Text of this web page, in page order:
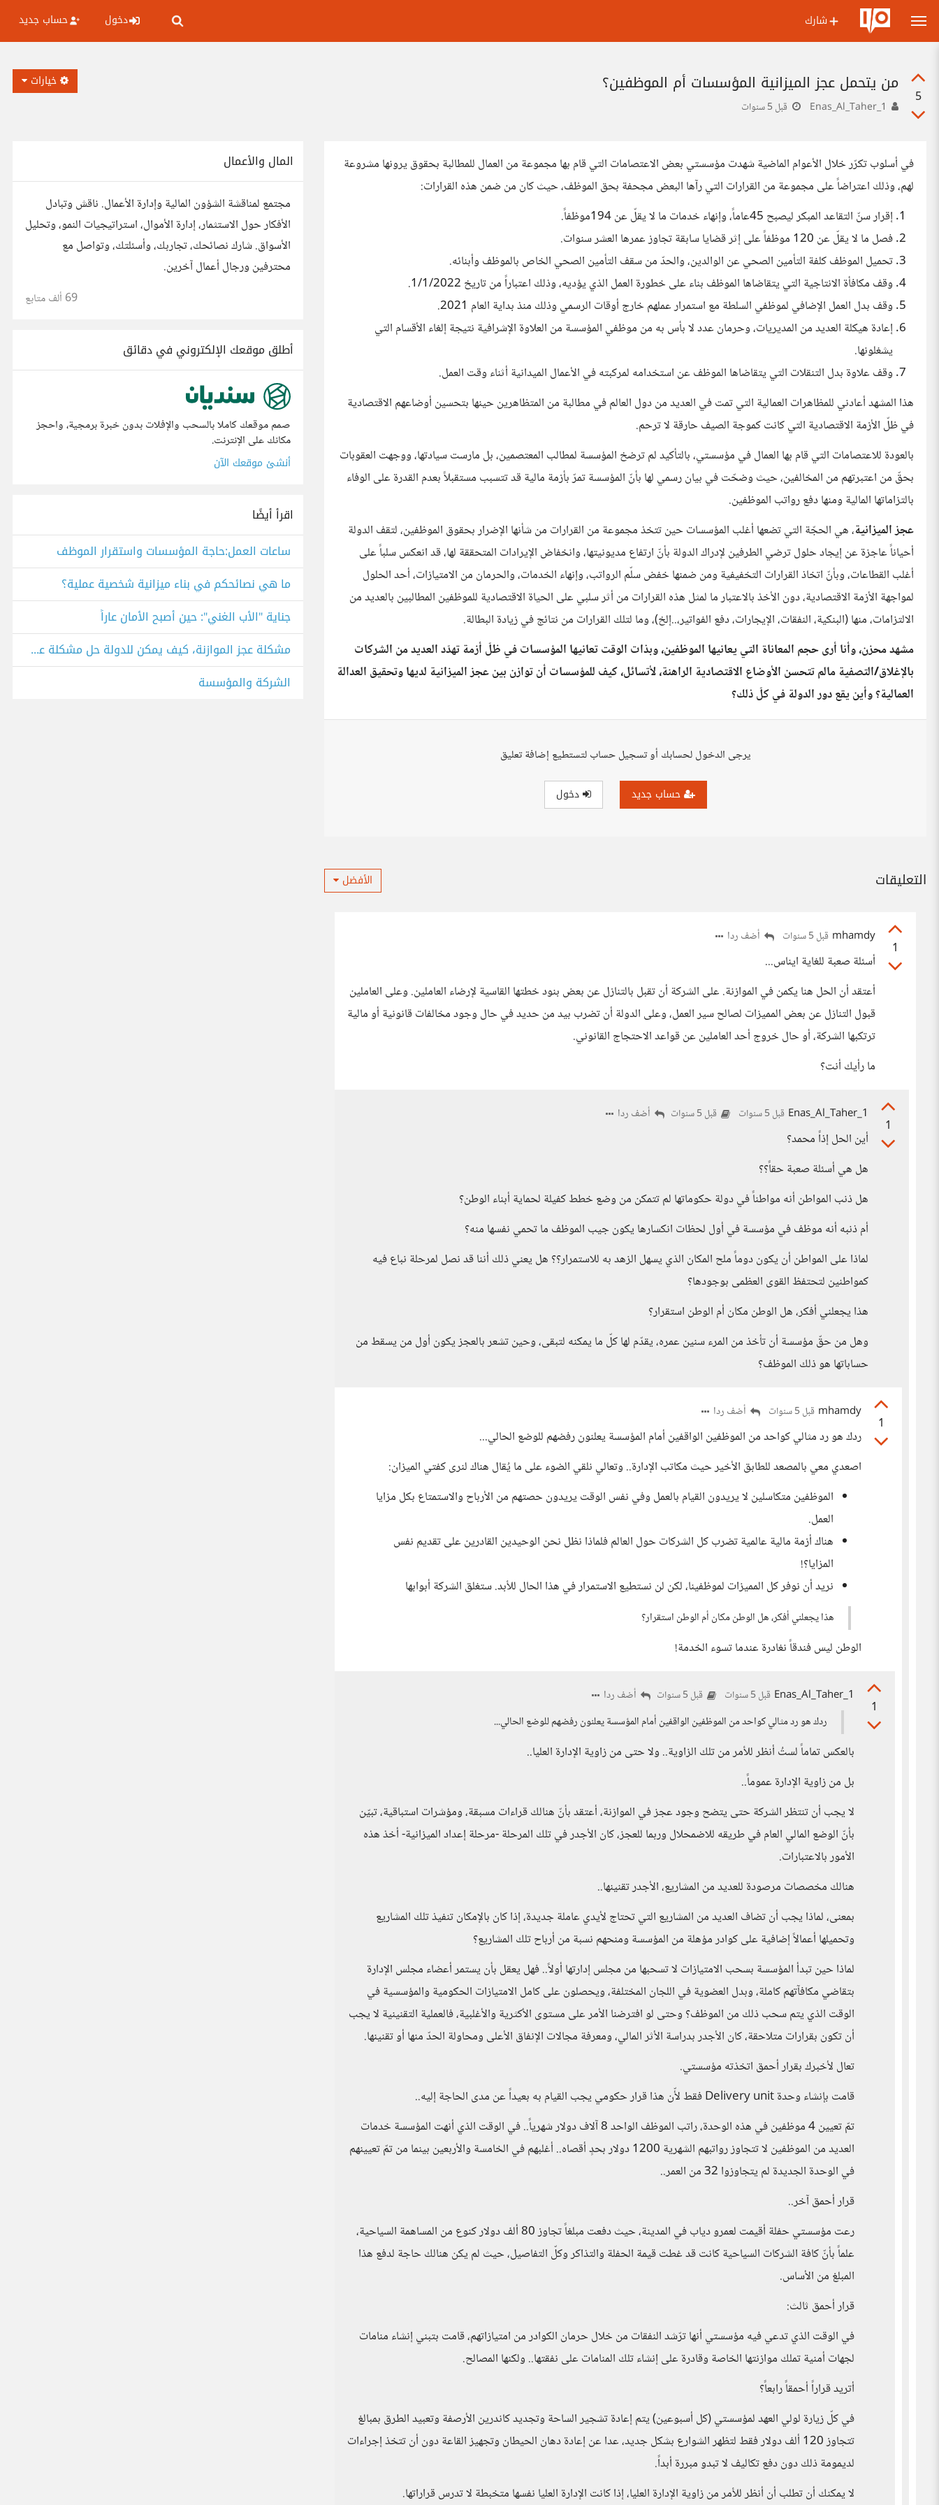
شارك دخول حساب جديد
5
من يتحمل عجز الميزانية المؤسسات أم الموظفين؟
قبل 5 سنوات
خيارات
في أسلوب تكرّر خلال الأعوام الماضية شهدت مؤسستي بعض الاعتصامات التي قام بها مجموعة من العمال للمطالبة بحقوق يرونها مشروعة
لهم، وذلك اعتراضاً على مجموعة من القرارات التي رآها البعض مجحفة بحق الموظف، حيث كان من ضمن هذه القرارات:
إقرار سنّ التقاعد المبكر ليصبح 45عاماً، وإنهاء خدمات ما لا يقلّ عن 194موظفاً.
فصل ما لا يقلّ عن 120 موظفاً على إثر قضايا سابقة تجاوز عمرها العشر سنوات.
تحميل الموظف كلفة التأمين الصحي عن الوالدين، والحدّ من سقف التأمين الصحي الخاص بالموظف وأبنائه.
وقف مكافأة الانتاجية التي يتقاضاها الموظف بناء على خطورة العمل الذي يؤديه، وذلك اعتباراً من تاريخ 1/1/2022.
وقف بدل العمل الإضافي لموظفي السلطة مع استمرار عملهم خارج أوقات الرسمي وذلك منذ بداية العام 2021.
إعادة هيكلة العديد من المديريات، وحرمان عدد لا بأس به من موظفي المؤسسة من العلاوة الإشرافية نتيجة إلغاء الأقسام التي
يشغلونها.
وقف علاوة بدل التنقلات التي يتقاضاها الموظف عن استخدامه لمركبته في الأعمال الميدانية أثناء وقت العمل.
هذا المشهد أعادني للمظاهرات العمالية التي تمت في العديد من دول العالم في مطالبة من المتظاهرين حينها بتحسين أوضاعهم الاقتصادية
في ظلّ الأزمة الاقتصادية التي كانت كموجة الصيف حارقة لا ترحم.
بالعودة للاعتصامات التي قام بها العمال في مؤسستي، بالتأكيد لم ترضخ المؤسسة لمطالب المعتصمين، بل مارست سيادتها، ووجهت العقوبات
بحقّ من اعتبرتهم من المخالفين، حيث وضحّت في بيان رسمي لها بأنّ المؤسسة تمرّ بأزمة مالية قد تتسبب مستقبلاً بعدم القدرة على الوفاء
بالتزاماتها المالية ومنها دفع رواتب الموظفين.
عجز الميزانية، هي الحجّة التي تضعها أغلب المؤسسات حين تتخذ مجموعة من القرارات من شأنها الإضرار بحقوق الموظفين، لتقف الدولة
أحياناً عاجزة عن إيجاد حلول ترضي الطرفين لإدراك الدولة بأنّ ارتفاع مديونيتها، وانخفاض الإيرادات المتحققة لها، قد انعكس سلباً على
أغلب القطاعات، وبأنّ اتخاذ القرارات التخفيفية ومن ضمنها خفض سلّم الرواتب، وإنهاء الخدمات، والحرمان من الامتيازات، أحد الحلول
لمواجهة الأزمة الاقتصادية، دون الأخذ بالاعتبار ما لمثل هذه القرارات من أثر سلبي على الحياة الاقتصادية للموظفين المطالبين بالعديد من
الالتزامات، منها (البنكية، النفقات، الإيجارات، دفع الفواتير،..إلخ)، وما لتلك القرارات من نتائج في زيادة البطالة.
مشهد محزن، وأنا أرى حجم المعاناة التي يعانيها الموظفين، وبذات الوقت تعانيها المؤسسات في ظلّ أزمة تهدّد العديد من الشركات
بالإغلاق/التصفية مالم تتحسن الأوضاع الاقتصادية الراهنة، لأتسائل، كيف للمؤسسات أن توازن بين عجز الميزانية لديها وتحقيق العدالة
العمالية؟ وأين يقع دور الدولة في كلّ ذلك؟
يرجى الدخول لحسابك أو تسجيل حساب لتستطيع إضافة تعليق
حساب جديد دخول
التعليقات الأفضل
1
mhamdy قبل 5 سنوات أضف ردا
أسئلة صعبة للغاية ايناس...
أعتقد أن الحل هنا يكمن في الموازنة. على الشركة أن تقبل بالتنازل عن بعض بنود خطتها القاسية لإرضاء العاملين. وعلى العاملين
قبول التنازل عن بعض المميزات لصالح سير العمل، وعلى الدولة أن تضرب بيد من حديد في حال وجود مخالفات قانونية أو مالية
ترتكبها الشركة، أو حال خروج أحد العاملين عن قواعد الاحتجاج القانوني.
ما رأيك أنت؟
1
Enas_Al_Taher_1 قبل 5 سنوات قبل 5 سنوات أضف ردا
أين الحل إذاً محمد؟
هل هي أسئلة صعبة حقاً؟؟
هل ذنب المواطن أنه مواطناً في دولة حكوماتها لم تتمكن من وضع خطط كفيلة لحماية أبناء الوطن؟
أم ذنبه أنه موظف في مؤسسة في أول لحظات انكسارها يكون جيب الموظف ما تحمي نفسها منه؟
لماذا على المواطن أن يكون دوماً ملح المكان الذي يسهل الزهد به للاستمرار؟؟ هل يعني ذلك أننا قد نصل لمرحلة نباع فيه
كمواطنين لتحتفظ القوى العظمى بوجودها؟
هذا يجعلني أفكر، هل الوطن مكان أم الوطن استقرار؟
وهل من حقّ مؤسسة أن تأخذ من المرء سنين عمره، يقدّم لها كلّ ما يمكنه لتبقى، وحين تشعر بالعجز يكون أول من يسقط من
حساباتها هو ذلك الموظف؟
1
mhamdy قبل 5 سنوات أضف ردا
ردك هو رد مثالي كواحد من الموظفين الواقفين أمام المؤسسة يعلنون رفضهم للوضع الحالي...
اصعدي معي بالمصعد للطابق الأخير حيث مكاتب الإدارة.. وتعالي نلقي الضوء على ما يُقال هناك لنرى كفتي الميزان:
الموظفين متكاسلين لا يريدون القيام بالعمل وفي نفس الوقت يريدون حصتهم من الأرباح والاستمتاع بكل مزايا
العمل.
هناك أزمة مالية عالمية تضرب كل الشركات حول العالم فلماذا نظل نحن الوحيدين القادرين على تقديم نفس
المزايا؟!
نريد أن نوفر كل المميزات لموظفينا، لكن لن نستطيع الاستمرار في هذا الحال للأبد. ستغلق الشركة أبوابها
هذا يجعلني أفكر، هل الوطن مكان أم الوطن استقرار؟
الوطن ليس فندقاً نغادرة عندما تسوء الخدمة!
1
Enas_Al_Taher_1 قبل 5 سنوات قبل 5 سنوات
أضف ردا
ردك هو رد مثالي كواحد من الموظفين الواقفين أمام المؤسسة يعلنون رفضهم للوضع الحالي...
بالعكس تماماً لستُ أنظر للأمر من تلك الزاوية.. ولا حتى من زاوية الإدارة العليا..
بل من زاوية الإدارة عموماً..
لا يجب أن تنتظر الشركة حتى يتضح وجود عجز في الموازنة، أعتقد بأنّ هنالك قراءات مسبقة، ومؤشرات استباقية، تبيّن
بأنّ الوضع المالي العام في طريقه للاضمحلال وربما للعجز، كان الأجدر في تلك المرحلة -مرحلة إعداد الميزانية- أخذ هذه
الأمور بالاعتبارات.
هنالك مخصصات مرصودة للعديد من المشاريع، الأجدر تقنينها..
بمعنى، لماذا يجب أن تضاف العديد من المشاريع التي تحتاج لأيدي عاملة جديدة، إذا كان بالإمكان تنفيذ تلك المشاريع
وتحميلها أعمالاً إضافية على كوادر مؤهلة من المؤسسة ومنحهم نسبة من أرباح تلك المشاريع؟
لماذا حين تبدأ المؤسسة بسحب الامتيازات لا تسحبها من مجلس إدارتها أولاً.. فهل يعقل بأن يستمر أعضاء مجلس الإدارة
بتقاضي مكافآتهم كاملة، وبدل العضوية في اللجان المختلفة، ويحصلون على كامل الامتيازات الحكومية والمؤسسية في
الوقت الذي يتم سحب ذلك من الموظف؟ وحتى لو افترضنا الأمر على مستوى الأكثرية والأغلبية، فالعملية التقنينية لا يجب
أن تكون بقرارات متلاحقة، كان الأجدر بدراسة الأثر المالي، ومعرفة مجالات الإنفاق الأعلى ومحاولة الحدّ منها أو تقنينها.
تعال لأخبرك بقرار أحمق اتخذته مؤسستي.
قامت بإنشاء وحدة Delivery unit فقط لأّن هذا قرار حكومي يجب القيام به بعيداً عن مدى الحاجة إليه..
تمّ تعيين 4 موظفين في هذه الوحدة، راتب الموظف الواحد 8 آلاف دولار شهرياً.. في الوقت الذي أنهت المؤسسة خدمات
العديد من الموظفين لا تتجاوز رواتبهم الشهرية 1200 دولار بحدٍ أقصاه.. أغلبهم في الخامسة والأربعين بينما من تمّ تعيينهم
في الوحدة الجديدة لم يتجاوزوا 32 من العمر..
قرار أحمق آخر..
رعت مؤسستي حفلة أقيمت لعمرو دياب في المدينة، حيث دفعت مبلغاً تجاوز 80 ألف دولار كنوع من المساهمة السياحية،
علماً بأنّ كافة الشركات السياحية كانت قد غطت قيمة الحفلة والتذاكر وكلّ التفاصيل، حيث لم يكن هنالك حاجة لدفع هذا
المبلغ من الأساس.
قرار أحمق ثالث:
في الوقت الذي تدعي فيه مؤسستي أنها ترّشد النفقات من خلال حرمان الكوادر من امتيازاتهم، قامت بتبني إنشاء منامات
لجهات أمنية تملك موازنتها الخاصة وقادرة على إنشاء تلك المنامات على نفقتها.. ولكنها المصالح.
أتريد قراراً أحمقاً رابعاً؟
في كلّ زيارة لولي العهد لمؤسستي (كل أسبوعين) يتم إعادة تشجير الساحة وتجديد كاندرين الأرصفة وتعبيد الطرق بمبالغ
تتجاوز 120 ألف دولار فقط لتظهر الشوارع بشكل جديد، عدا عن إعادة دهان الحيطان وتجهيز القاعة دون أن تتخذ إجراءات
لديمومة ذلك دون دفع تكاليف لا تبدو مبررة أبداً.
لا يمكنك أن تطلب أن أنظر للأمر من زاوية الإدارة العليا، إذا كانت الإدارة العليا نفسها متخبطة لا تدرس قراراتها.
المال والأعمال
مجتمع لمناقشة الشؤون المالية وإدارة الأعمال. ناقش وتبادل
الأفكار حول الاستثمار، إدارة الأموال، استراتيجيات النمو، وتحليل
الأسواق. شارك نصائحك، تجاربك، وأسئلتك، وتواصل مع
محترفين ورجال أعمال آخرين.
69 ألف متابع
أطلق موقعك الإلكتروني في دقائق
صمم موقعك كاملا بالسحب والإفلات بدون خبرة برمجية، واحجز
مكانك على الإنترنت.
أنشئ موقعك الآن
اقرأ أيضًا
ساعات العمل:حاجة المؤسسات واستقرار الموظف
ما هي نصائحكم في بناء ميزانية شخصية عملية؟
جناية "الأب الغني": حين أصبح الأمان عاراً
مشكلة عجز الموازنة، كيف يمكن للدولة حل مشكلة عجز الموازنة؟
الشركة والمؤسسة